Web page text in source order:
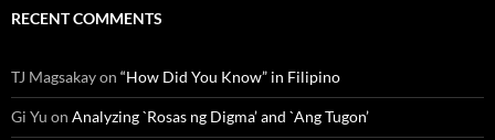
RECENT COMMENTS
TJ Magsakayon “How Did You Know” in Filipino
Gi Yu on Analyzing `Rosas ng Digma’ and `Ang Tugon’